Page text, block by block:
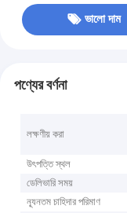
ভালো দাম
পণ্যের বর্ণনা
লক্ষণীয় করা
উৎপত্তি স্থল
ডেলিভারি সময়
ন্যূনতম চাহিদার পরিমাণ